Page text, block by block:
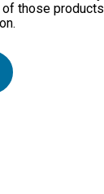
oder
rechtlichen
those